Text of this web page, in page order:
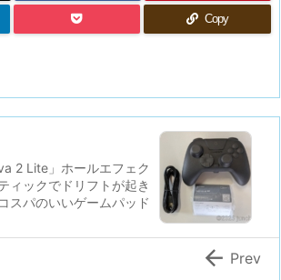
Copy
2 Lite」ホールエフェク
ィックでドリフトが起き
スパのいいゲームパッド
 Prev